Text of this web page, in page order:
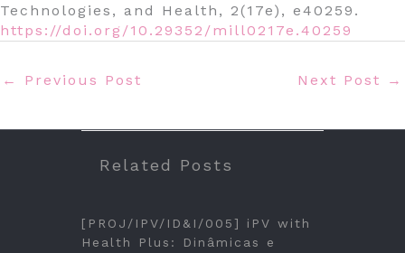
Technologies, and Health, 2(17e), e40259.
https://doi.org/10.29352/mill0217e.40259
← Previous Post Next Post →
Related Posts
[PROJ/IPV/ID&I/005] iPV with
Health Plus: Dinâmicas e